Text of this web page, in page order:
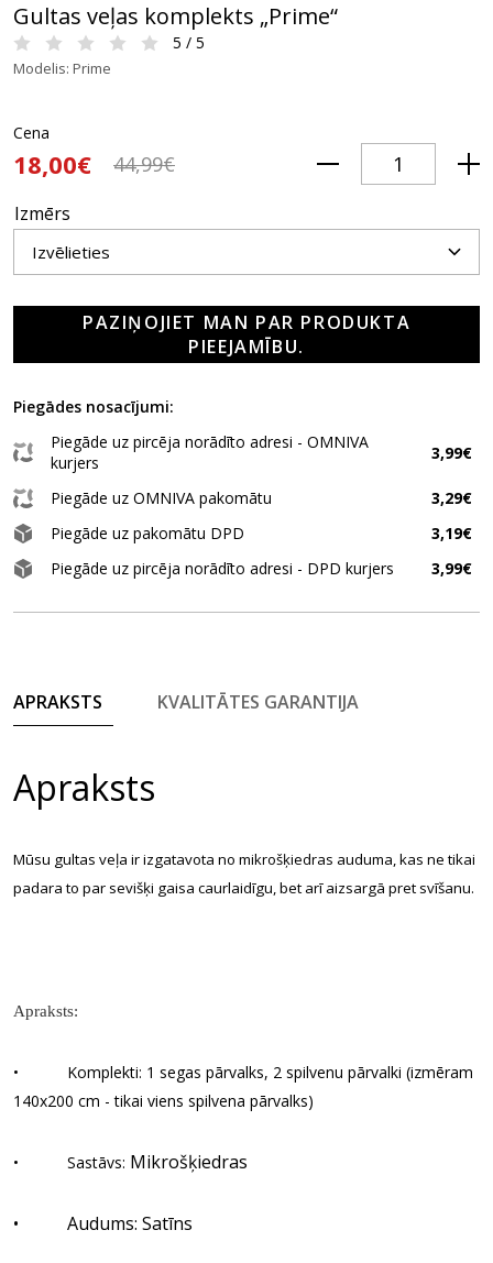
Gultas veļas komplekts „Prime“
5 / 5
Modelis: Prime
Cena
18,00€ 44,99€
Izmērs
PAZIŅOJIET MAN PAR PRODUKTA
PIEEJAMĪBU.
Piegādes nosacījumi:
Piegāde uz pircēja norādīto adresi - OMNIVA
kurjers
3,99€
Piegāde uz OMNIVA pakomātu
3,29€
Piegāde uz pakomātu DPD
3,19€
Piegāde uz pircēja norādīto adresi - DPD kurjers
3,99€
APRAKSTS KVALITĀTES GARANTIJA
Apraksts
Mūsu gultas veļa ir izgatavota no mikrošķiedras auduma, kas ne tikai
padara to par sevišķi gaisa caurlaidīgu, bet arī aizsargā pret svīšanu.
Apraksts:
• Komplekti: 1 segas pārvalks, 2 spilvenu pārvalki (izmēram
140x200 cm - tikai viens spilvena pārvalks)
• Sastāvs: Mikrošķiedras
• Audums: Satīns